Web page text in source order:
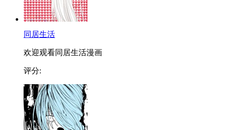
同居生活
欢迎观看同居生活漫画
评分: